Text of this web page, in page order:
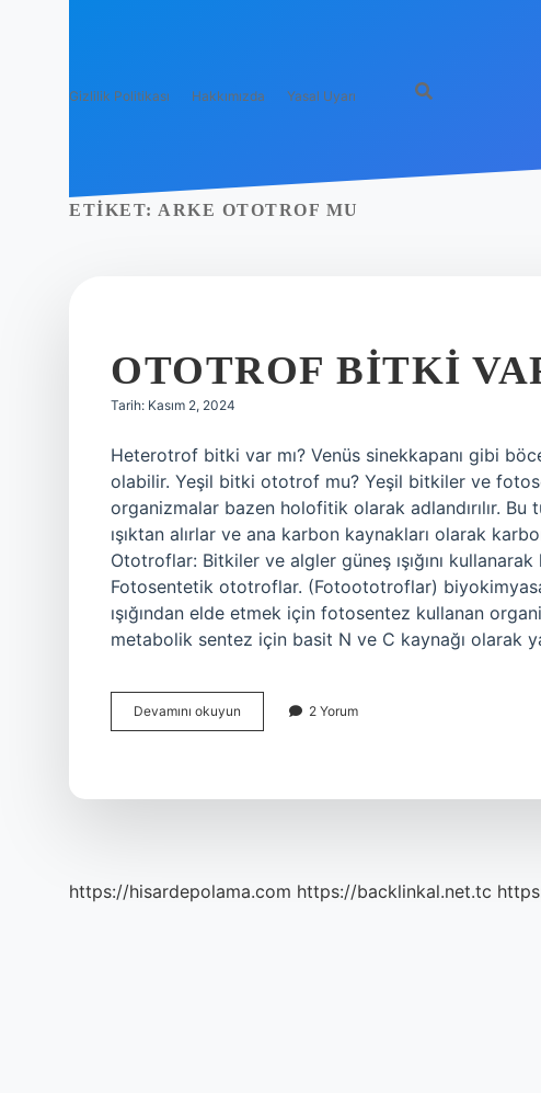
Gizlilik Politikası Hakkımızda Yasal Uyarı
ETIKET: ARKE OTOTROF MU
OTOTROF BITKI
Tarih: Kasım 2, 2024
Heterotrof bitki var mı? Venüs sinekkapanı gibi
olabilir. Yeşil bitki ototrof mu? Yeşil bitkiler ve
organizmalar bazen holofitik olarak adlandırılır.
ışıktan alırlar ve ana karbon kaynakları olarak
Ototroflar: Bitkiler ve algler güneş ışığını
Fotosentetik ototroflar. (Fotoototroflar)
ışığından elde etmek için fotosentez kullanan
metabolik sentez için basit N ve C kaynağı olarak
Devamını okuyun
Bitki
2 Yorum
https://hisardepolama.com https://backlinkal.net.tc